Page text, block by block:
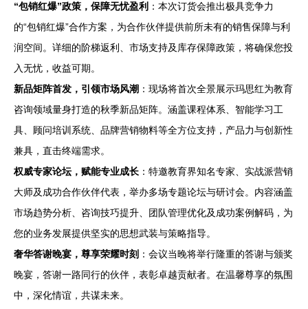
“包销红爆”政策，保障无忧盈利 ：本次订货会推出极具竞争力
的“包销红爆”合作方案，为合作伙伴提供前所未有的销售保障与利
润空间。详细的阶梯返利、市场支持及库存保障政策，将确保您投
入无忧，收益可期。
新品矩阵首发，引领市场风潮 ：现场将首次全景展示玛思红为教育
咨询领域量身打造的秋季新品矩阵。涵盖课程体系、智能学习工
具、顾问培训系统、品牌营销物料等全方位支持，产品力与创新性
兼具，直击终端需求。
权威专家论坛，赋能专业成长 ：特邀教育界知名专家、实战派营销
大师及成功合作伙伴代表，举办多场专题论坛与研讨会。内容涵盖
市场趋势分析、咨询技巧提升、团队管理优化及成功案例解码，为
您的业务发展提供坚实的思想武装与策略指导。
奢华答谢晚宴，尊享荣耀时刻 ：会议当晚将举行隆重的答谢与颁奖
晚宴，答谢一路同行的伙伴，表彰卓越贡献者。在温馨尊享的氛围
中，深化情谊，共谋未来。